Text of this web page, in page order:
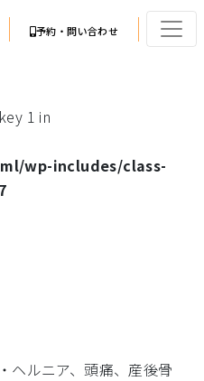
予約・問い合わせ
1 in
wp-includes/class-
ヘルニア、頭痛、産後骨